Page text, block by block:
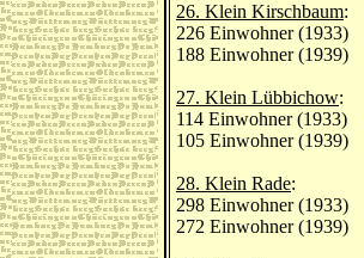
26. Klein Kirschbaum:
226 Einwohner (1933)
188 Einwohner (1939)
27. Klein Lübbichow:
114 Einwohner (1933)
105 Einwohner (1939)
28. Klein Rade:
298 Einwohner (1933)
272 Einwohner (1939)